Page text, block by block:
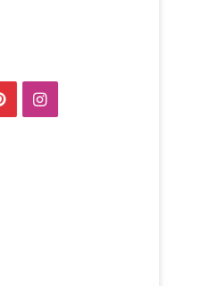
PinterestInstagram